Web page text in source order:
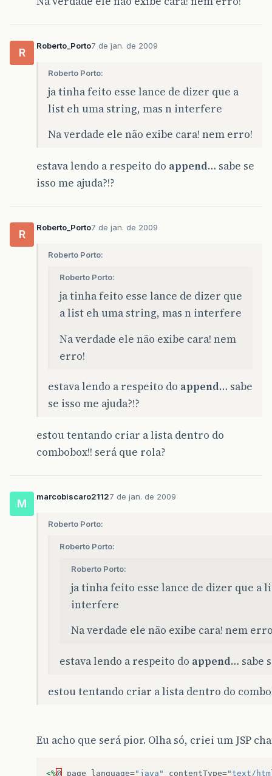
</select>
</
table >
R
Roberto_Porto7 de jan. de 2009
Roberto Porto:
ja tinha feito esse lance de dizer que a
list eh uma string, mas n interfere
Na verdade ele não exibe cara! nem erro!
estava lendo a respeito do append… sabe se
isso me ajuda?!?
R
Roberto_Porto7 de jan. de 2009
Roberto Porto:
Roberto Porto:
ja tinha feito esse lance de dizer que
a list eh uma string, mas n interfere
Na verdade ele não exibe cara! nem
erro!
estava lendo a respeito do append… sabe
se isso me ajuda?!?
estou tentando criar a lista dentro do
combobox!! será que rola?
M
marcobiscaro21127 de jan. de 2009
Roberto Porto:
Roberto Porto:
Roberto Porto:
ja tinha feito esse lance de dizer que a
interfere
Na verdade ele não exibe cara! nem
estava lendo a respeito do append… sabe
estou tentando criar a lista dentro do
Eu acho que será pior. Olha só, criei um JSP
<%@ page language="java" contentType="text/